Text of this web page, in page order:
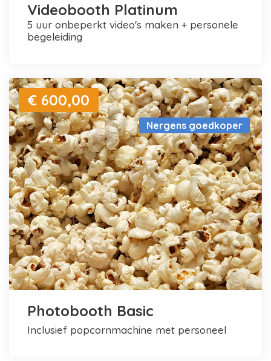
Videobooth Platinum
5 uur onbeperkt video's maken + personele
begeleiding
Nergens goedkoper
€ 600,00
Photobooth Basic
inclusief popcornmachine met personeel